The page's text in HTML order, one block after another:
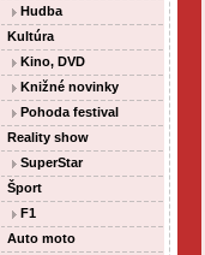
Hudba
Kultúra
Kino, DVD
Knižné novinky
Pohoda festival
Reality show
SuperStar
Šport
F1
Auto moto